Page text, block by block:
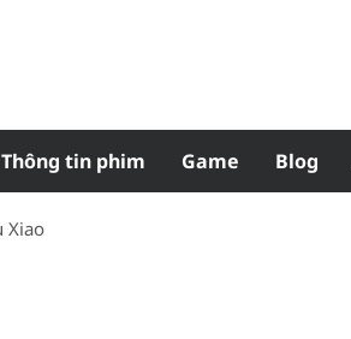
Thông tin phim Game Blog